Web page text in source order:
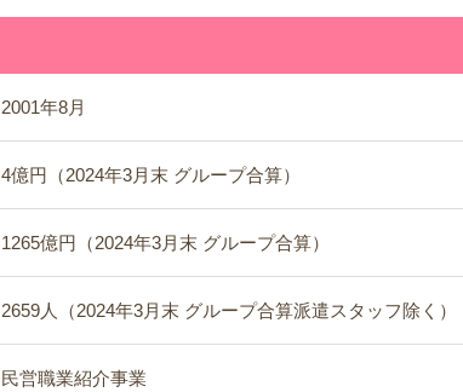
2001年8月
4億円（2024年3月末 グループ合算）
1265億円（2024年3月末 グループ合算）
2659人（2024年3月末 グループ合算派遣スタッフ除く）
民営職業紹介事業